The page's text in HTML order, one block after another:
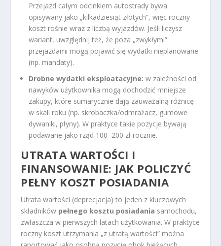
Przejazd całym odcinkiem autostrady bywa
opisywany jako „kilkadziesiąt złotych”, więc roczny
koszt rośnie wraz z liczbą wyjazdów. Jeśli liczysz
wariant, uwzględnij też, że poza „zwykłymi”
przejazdami mogą pojawić się wydatki nieplanowane
(np. mandaty).
Drobne wydatki eksploatacyjne: w zależności od
nawyków użytkownika mogą dochodzić mniejsze
zakupy, które sumarycznie dają zauważalną różnicę
w skali roku (np. skrobaczka/odmrażacz, gumowe
dywaniki, płyny). W praktyce takie pozycje bywają
podawane jako rząd 100–200 zł rocznie.
UTRATA WARTOŚCI I
FINANSOWANIE: JAK POLICZYĆ
PEŁNY KOSZT POSIADANIA
Utrata wartości (deprecjacja) to jeden z kluczowych
składników pełnego kosztu posiadania samochodu,
zwłaszcza w pierwszych latach użytkowania. W praktyce
roczny koszt utrzymania „z utratą wartości” można